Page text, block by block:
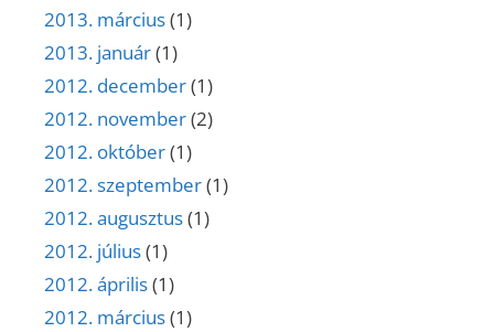
2013. március(1)
2013. január(1)
2012. december(1)
2012. november(2)
2012. október(1)
2012. szeptember(1)
2012. augusztus(1)
2012. július(1)
2012. április(1)
2012. március(1)